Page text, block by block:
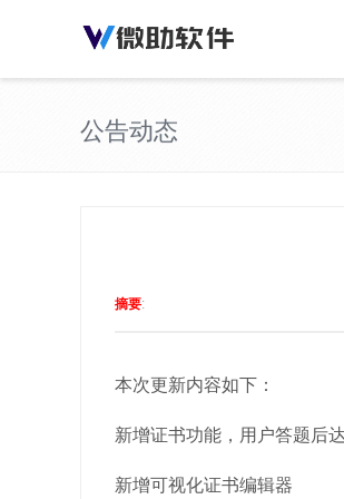
公告动态
摘要:
本次更新内容如下：
新增证书功能，用户答题后
新增可视化证书编辑器